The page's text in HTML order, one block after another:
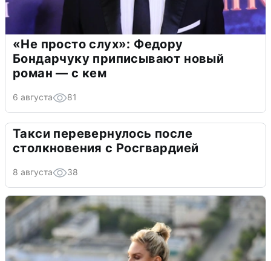
«Не просто слух»: Федору
Бондарчуку приписывают новый
роман — с кем
6 августа 81
Такси перевернулось после
столкновения с Росгвардией
8 августа 38